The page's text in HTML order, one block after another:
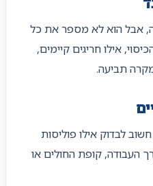
אבל הוא לא מספר את כל
אילו חריגים קיימים,
תביעה.
לבדוק אילו פוליסות
העבודה, קופת החולים או